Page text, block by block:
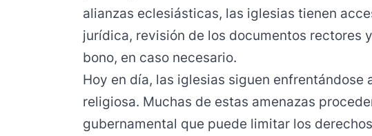
alianzas eclesiásticas, las iglesias tienen
jurídica, revisión de los documentos rectores
bono, en caso necesario.
Hoy en día, las iglesias siguen enfrentándose
religiosa. Muchas de estas amenazas
gubernamental que puede limitar los